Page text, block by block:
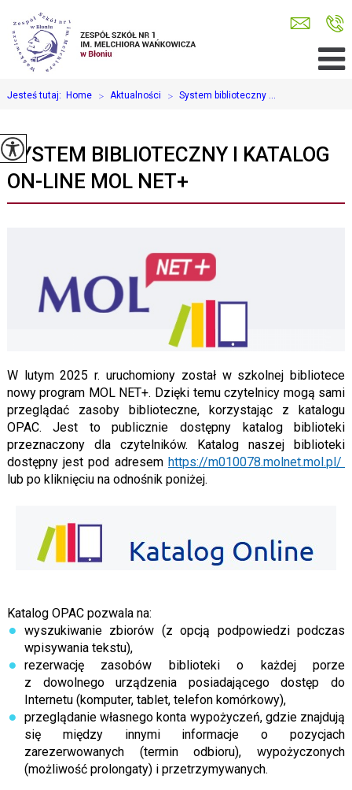
Jesteś tutaj: Home > Aktualności > System biblioteczny ...
SYSTEM BIBLIOTECZNY I KATALOG
ON-LINE MOL NET+
W lutym 2025 r. uruchomiony został w szkolnej bibliotece
nowy program MOL NET+. Dzięki temu czytelnicy mogą sami
przeglądać zasoby biblioteczne, korzystając z katalogu
OPAC. Jest to publicznie dostępny katalog biblioteki
przeznaczony dla czytelników. Katalog naszej biblioteki
dostępny jest pod adresemhttps://m010078.molnet.mol.pl/
lub po kliknięciu na odnośnik poniżej.
Katalog OPAC pozwala na:
wyszukiwanie zbiorów (z opcją podpowiedzi podczas
wpisywania tekstu),
rezerwację zasobów biblioteki o każdej porze
z dowolnego urządzenia posiadającego dostęp do
Internetu (komputer, tablet, telefon komórkowy),
przeglądanie własnego konta wypożyczeń, gdzie znajdują
się między innymi informacje o pozycjach
zarezerwowanych (termin odbioru), wypożyczonych
(możliwość prolongaty) i przetrzymywanych.